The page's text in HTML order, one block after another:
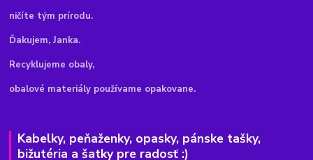
ničíte tým prírodu.
Ďakujem, Janka.
Recyklujeme obaly,
obalové materiály používame opakovane.
Kabelky, peňaženky, opasky, pánske tašky,
bižutéria a šatky pre radosť :)